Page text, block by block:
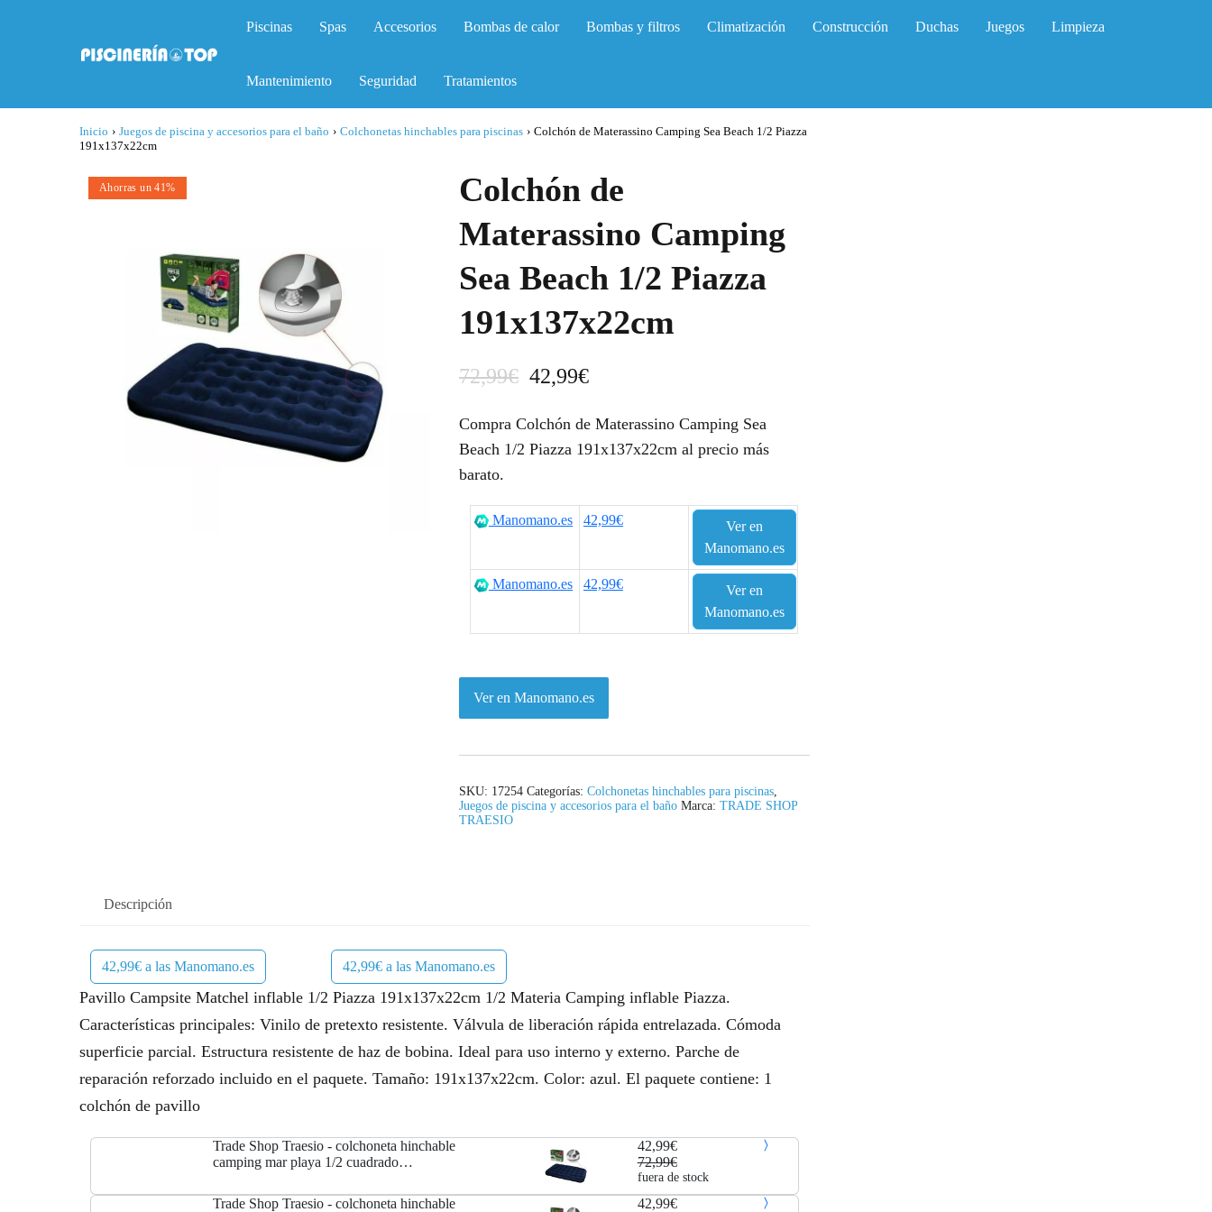
Piscinas Spas Accesorios Bombas de calor Bombas y filtros Climatización Construcción Duchas Juegos Limpieza
Mantenimiento Seguridad Tratamientos
Inicio › Juegos de piscina y accesorios para el baño › Colchonetas hinchables para piscinas › Colchón de Materassino Camping Sea Beach 1/2 Piazza
191x137x22cm
Ahorras un 41%
Colchón de
Materassino Camping
Sea Beach 1/2 Piazza
191x137x22cm
72,99€ E
p
e
i
r
i
g
i
a
:
7
9
42,99€E
p
e
i
c
t
u
a
2
,
9
Compra Colchón de Materassino Camping Sea
Beach 1/2 Piazza 191x137x22cm al precio más
barato.
Manomano.es 42,99€
Ver en
Manomano.es
Manomano.es 42,99€
Ver en
Manomano.es
Ver en Manomano.es
SKU: 17254 Categorías: Colchonetas hinchables para piscinas,
Juegos de piscina y accesorios para el baño Marca: TRADE SHOP
TRAESIO
Descripción
42,99€ a las Manomano.es 42,99€ a las Manomano.es
Pavillo Campsite Matchel inflable 1/2 Piazza 191x137x22cm 1/2 Materia Camping inflable Piazza.
Características principales: Vinilo de pretexto resistente. Válvula de liberación rápida entrelazada. Cómoda
superficie parcial. Estructura resistente de haz de bobina. Ideal para uso interno y externo. Parche de
reparación reforzado incluido en el paquete. Tamaño: 191x137x22cm. Color: azul. El paquete contiene: 1
colchón de pavillo
Trade Shop Traesio - colchoneta hinchable
camping mar playa 1/2 cuadrado
42,99€
72,99€
fuera de stock
Trade Shop Traesio - colchoneta hinchable
42,99€